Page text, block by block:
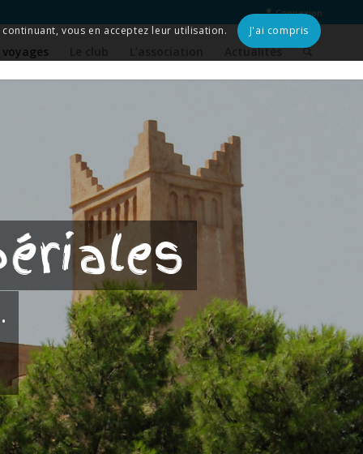
Connexion
voyages Actualités
vous en acceptez leur utilisation. J'ai compris